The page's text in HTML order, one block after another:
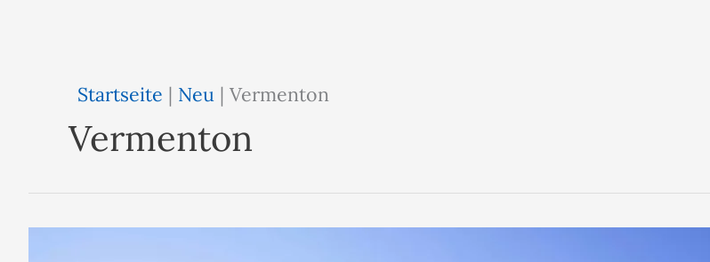
Startseite | Neu | Vermenton
Vermenton